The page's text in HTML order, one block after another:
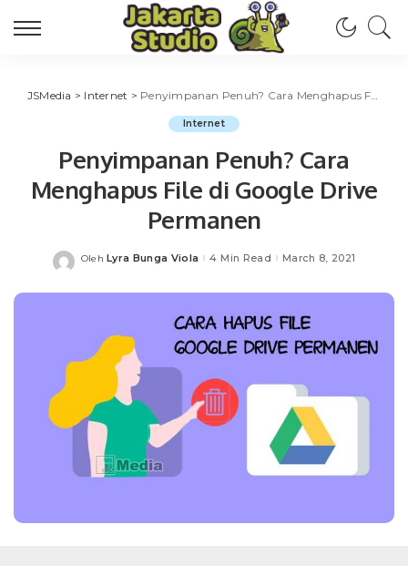
JSMedia > Internet > Penyimpanan Penuh? Cara Menghapus File di Google Drive Permanen
Internet
Penyimpanan Penuh? Cara
Menghapus File di Google Drive
Permanen
Posted
Oleh Lyra Bunga Viola 4 Min Read March 8, 2021